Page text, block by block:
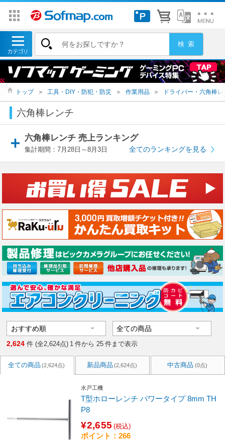
トップ ＞ 工具・DIY・防犯・防災 ＞ 作業用品 ＞ ドライバー・六角棒レ
六角棒レンチ
六角棒レンチ 売上ランキング
集計期間：7月28日～8月3日 全てのランキングを見る
2,624 件 (全2,624点) 1 件から 25 件まで表示
全ての商品 (2,624点) 新品商品 (2,624点) 中古商品 (0点)
水戸工機
T型ホローレンチ パワータイプ 8mm TH
P8
¥2,655 (税込)
ポイント：266